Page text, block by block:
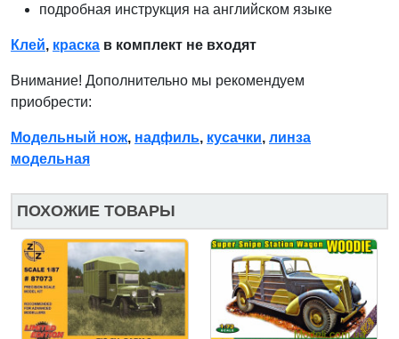
подробная инструкция на английском языке
Клей, краска в комплект не входят
Внимание! Дополнительно мы рекомендуем
приобрести:
Модельный нож, надфиль, кусачки, линза
модельная
ПОХОЖИЕ ТОВАРЫ